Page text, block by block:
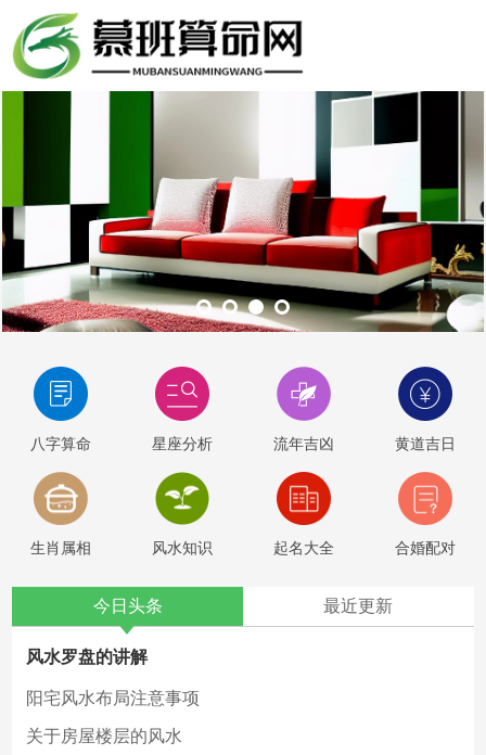
八字算命 星座分析 流年吉凶 黄道吉日
生肖属相 风水知识 起名大全 合婚配对
今日头条 最近更新
风水罗盘的讲解
阳宅风水布局注意事项
关于房屋楼层的风水